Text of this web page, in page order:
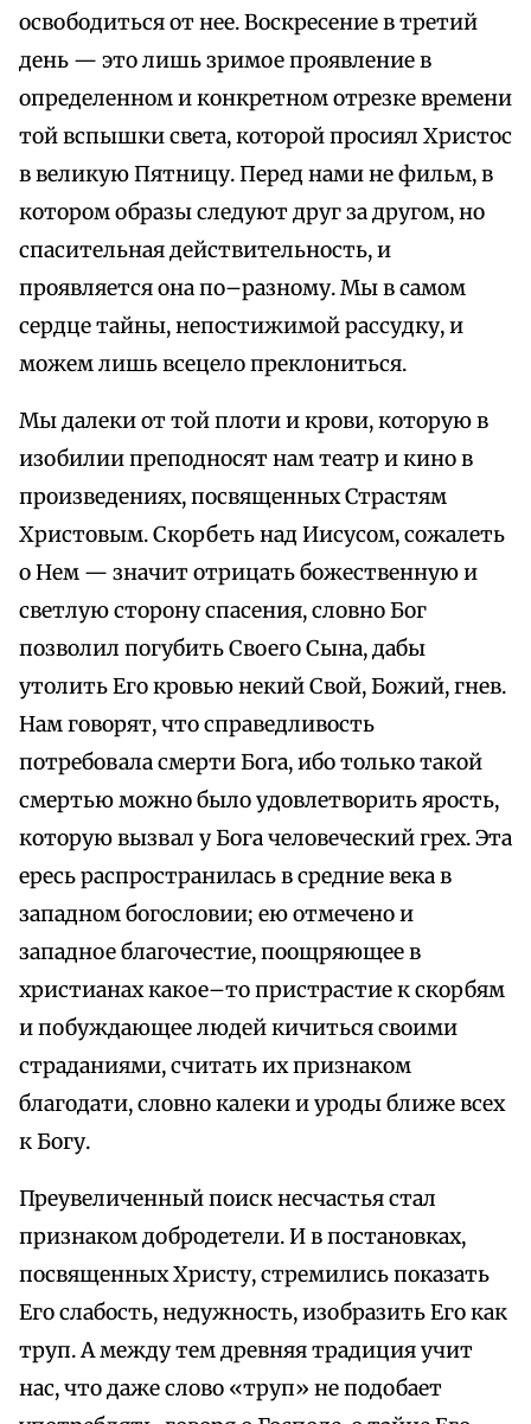
освободиться от нее. Воскресение в третий
день — это лишь зримое проявление в
определенном и конкретном отрезке времени
той вспышки света, которой просиял Христос
в великую Пятницу. Перед нами не фильм, в
котором образы следуют друг за другом, но
спасительная действительность, и
проявляется она по–разному. Мы в самом
сердце тайны, непостижимой рассудку, и
можем лишь всецело преклониться.
Мы далеки от той плоти и крови, которую в
изобилии преподносят нам театр и кино в
произведениях, посвященных Страстям
Христовым. Скорбеть над Иисусом, сожалеть
о Нем — значит отрицать божественную и
светлую сторону спасения, словно Бог
позволил погубить Своего Сына, дабы
утолить Его кровью некий Свой, Божий, гнев.
Нам говорят, что справедливость
потребовала смерти Бога, ибо только такой
смертью можно было удовлетворить ярость,
которую вызвал у Бога человеческий грех. Эта
ересь распространилась в средние века в
западном богословии; ею отмечено и
западное благочестие, поощряющее в
христианах какое–то пристрастие к скорбям
и побуждающее людей кичиться своими
страданиями, считать их признаком
благодати, словно калеки и уроды ближе всех
к Богу.
Преувеличенный поиск несчастья стал
признаком добродетели. И в постановках,
посвященных Христу, стремились показать
Его слабость, недужность, изобразить Его как
труп. А между тем древняя традиция учит
нас, что даже слово «труп» не подобает